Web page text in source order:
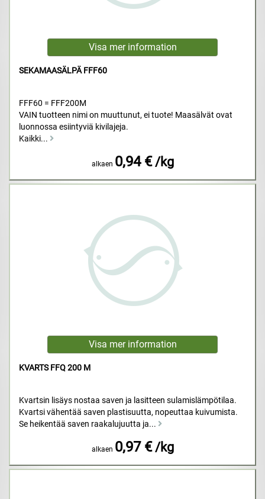
SEKAMAASÄLPÄ FFF60
FFF60 = FFF200M
VAIN tuotteen nimi on muuttunut, ei tuote! Maasälvät ovat
luonnossa esiintyviä kivilajeja.
Kaikki...
alkaen 0,94 € /kg
KVARTS FFQ 200 M
Kvartsin lisäys nostaa saven ja lasitteen sulamislämpötilaa.
Kvartsi vähentää saven plastisuutta, nopeuttaa kuivumista.
Se heikentää saven raakalujuutta ja...
alkaen 0,97 € /kg